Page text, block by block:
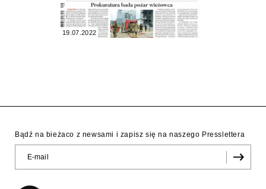
19.07.2022
Bądź na bieżaco z newsami i zapisz się na naszego Presslettera